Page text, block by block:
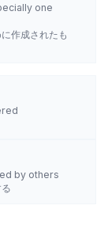
one
作成されたも
by others